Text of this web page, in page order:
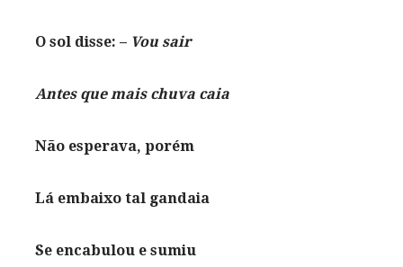
O sol disse: – Vou sair
Antes que mais chuva caia
Não esperava, porém
Lá embaixo tal gandaia
Se encabulou e sumiu